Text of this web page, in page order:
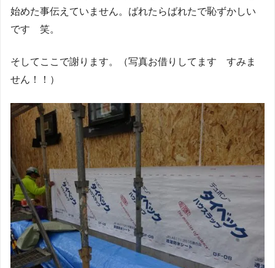
始めた事伝えていません。ばれたらばれたで恥ずかしい
です 笑。
そしてここで謝ります。（写真お借りしてます すみま
せん！！）